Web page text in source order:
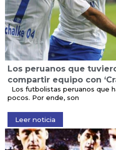
Los peruanos que
compartir equipo con
Los futbolistas peruanos que
pocos. Por ende, son
Leer noticia